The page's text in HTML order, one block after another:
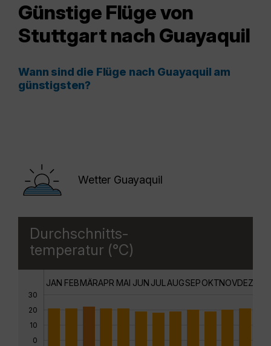
Günstige Flüge von
Stuttgart nach Guayaquil
Wann sind die Flüge nach Guayaquil am
günstigsten?
Wetter Guayaquil
Durchschnitts-
temperatur (°C)
30
20
10
0
JAN FEBMÄRAPR MAI JUN JUL AUGSEPOKTNOVDEZ